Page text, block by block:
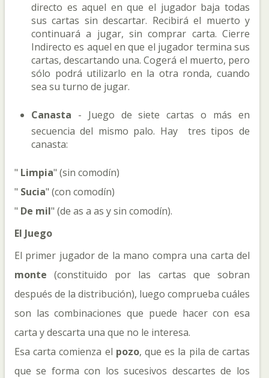
directo es aquel en que el jugador baja todas
sus cartas sin descartar. Recibirá el muerto y
continuará a jugar, sin comprar carta. Cierre
Indirecto es aquel en que el jugador termina sus
cartas, descartando una. Cogerá el muerto, pero
sólo podrá utilizarlo en la otra ronda, cuando
sea su turno de jugar.
Canasta - Juego de siete cartas o más en
secuencia del mismo palo. Hay tres tipos de
canasta:
" Limpia" (sin comodín)
" Sucia" (con comodín)
" De mil" (de as a as y sin comodín).
El Juego
El primer jugador de la mano compra una carta del
monte (constituido por las cartas que sobran
después de la distribución), luego comprueba cuáles
son las combinaciones que puede hacer con esa
carta y descarta una que no le interesa.
Esa carta comienza el pozo, que es la pila de cartas
que se forma con los sucesivos descartes de los